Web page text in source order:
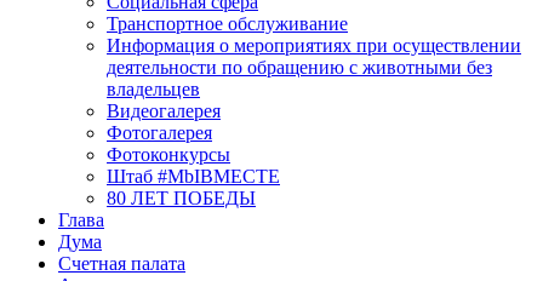
Транспортное обслуживание
Информация о мероприятиях при осуществлении
деятельности по обращению с животными без
владельцев
Видеогалерея
Фотогалерея
Фотоконкурсы
Штаб #MbIBMECTE
80 ЛЕТ ПОБЕДЫ
Глава
Дума
Счетная палата